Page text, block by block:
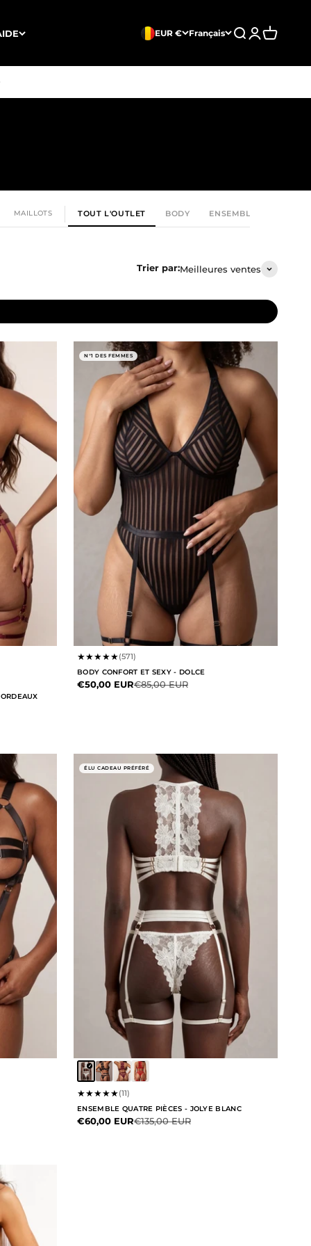
EUR € Français Ouvrir laOuvrir le
Voir le
MAILLOTS TOUT L'OUTLET BODY ENSEMBLES
Trier par:Meilleures ventes
N°1 DES FEMMES
★★★★★(571)
BODY CONFORT ET SEXY - DOLCE
Prix de vente
€50,00 EURPrix normal
€85,00 EUR
ÉLU CADEAU PRÉFÉRÉ
★★★★★(11)
ENSEMBLE QUATRE PIÈCES - JOLYE BLANC
Prix de vente
€60,00 EURPrix normal
€135,00 EUR